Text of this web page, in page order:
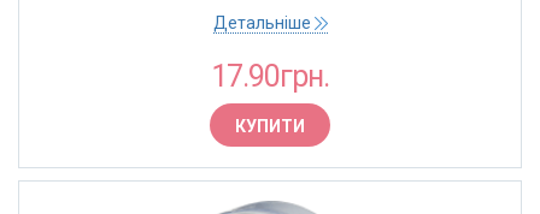
Детальніше
17.90грн.
КУПИТИ